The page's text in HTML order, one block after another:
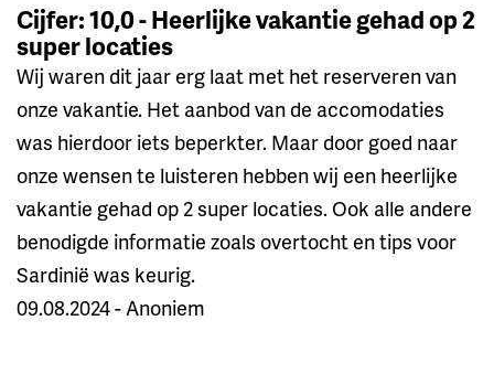
Cijfer: 10,0 - Heerlijke vakantie gehad op 2
super locaties
Wij waren dit jaar erg laat met het reserveren van
onze vakantie. Het aanbod van de accomodaties
was hierdoor iets beperkter. Maar door goed naar
onze wensen te luisteren hebben wij een heerlijke
vakantie gehad op 2 super locaties. Ook alle andere
benodigde informatie zoals overtocht en tips voor
Sardinië was keurig.
09.08.2024 - Anoniem